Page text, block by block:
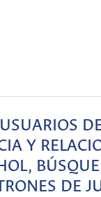
Y
DE